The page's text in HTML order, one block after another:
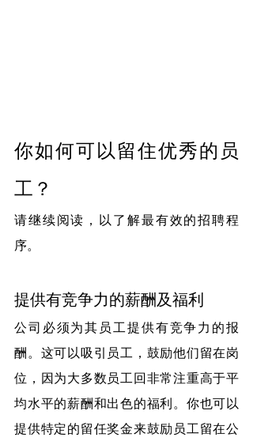
你如何可以留住优秀的员
工？
请继续阅读，以了解最有效的招聘程
序。
提供有竞争力的薪酬及福利
公司必须为其员工提供有竞争力的报
酬。这可以吸引员工，鼓励他们留在岗
位，因为大多数员工回非常注重高于平
均水平的薪酬和出色的福利。你也可以
提供特定的留任奖金来鼓励员工留在公